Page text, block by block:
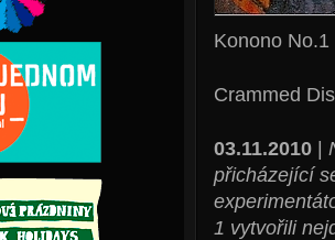
Konono No.1
Crammed
03.11.2010|
přicházející
1 vytvořili